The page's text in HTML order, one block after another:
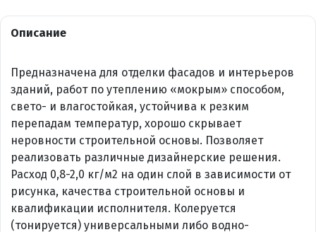
Описание
Предназначена для отделки фасадов и интерьеров
зданий, работ по утеплению «мокрым» способом,
свето- и влагостойкая, устойчива к резким
перепадам температур, хорошо скрывает
неровности строительной основы. Позволяет
реализовать различные дизайнерские решения.
Расход 0,8-2,0 кг/м2 на один слой в зависимости от
рисунка, качества строительной основы и
квалификации исполнителя. Колеруется
(тонируется) универсальными либо водно-